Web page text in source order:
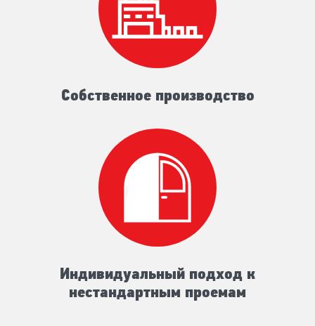
Собственное производство
Индивидуальный подход к
нестандартным проемам